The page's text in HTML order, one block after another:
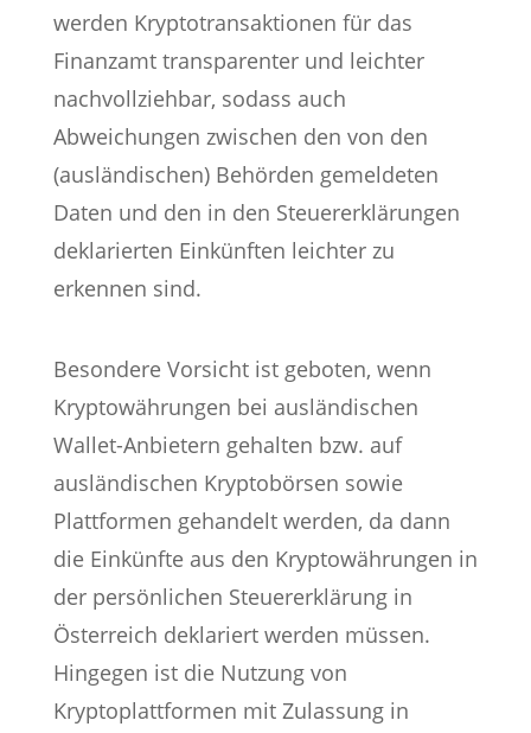
werden Kryptotransaktionen für das
Finanzamt transparenter und leichter
nachvollziehbar, sodass auch
Abweichungen zwischen den von den
(ausländischen) Behörden gemeldeten
Daten und den in den Steuererklärungen
deklarierten Einkünften leichter zu
erkennen sind.
Besondere Vorsicht ist geboten, wenn
Kryptowährungen bei ausländischen
Wallet-Anbietern gehalten bzw. auf
ausländischen Kryptobörsen sowie
Plattformen gehandelt werden, da dann
die Einkünfte aus den Kryptowährungen in
der persönlichen Steuererklärung in
Österreich deklariert werden müssen.
Hingegen ist die Nutzung von
Kryptoplattformen mit Zulassung in